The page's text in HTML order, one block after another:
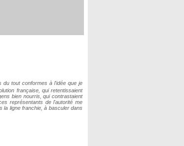
du tout conformes à l'idée que je
française, qui retentissaient
bien nourris, qui contrastaient
représentants de l'autorité me
la ligne franchie, à basculer dans